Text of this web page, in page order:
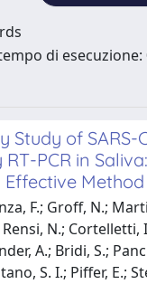
di esecuzione:
Study of SARS-
PCR in
Effective Method
F.; Groff, N.;
N.; Cortelletti,
A.; Bridi, S.;
S. I.; Piffer, E.;